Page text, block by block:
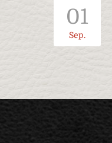
01
Sep.